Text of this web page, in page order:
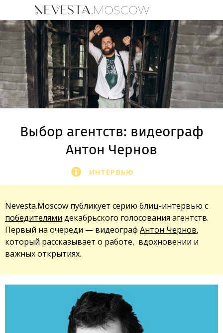
Выбор агентств: видеограф
Антон Чернов
ИНТЕРВЬЮ
Nevesta.Moscow публикует серию блиц-интервью с
победителями декабрьского голосования агентств.
Первый на очереди — видеограф Антон Чернов,
который рассказывает о работе, вдохновении и
важных открытиях.